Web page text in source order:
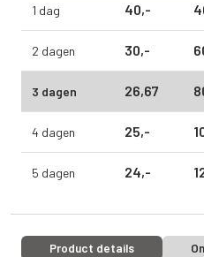
1 dag 40,-
2 dagen 30,-
3 dagen 26,67
4 dagen 25,-
5 dagen 24,-
Product details